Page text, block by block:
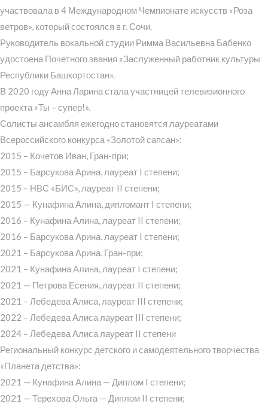
участвовала в 4 Международном Чемпионате искусств «Роза
ветров», который состоялся в г. Сочи.
Руководитель вокальной студии Римма Васильевна Бабенко
удостоена Почетного звания «Заслуженный работник культуры
Республики Башкортостан».
В 2020 году Анна Ларина стала участницей телевизионного
проекта «Ты – супер!».
Солисты ансамбля ежегодно становятся лауреатами
Всероссийского конкурса «Золотой сапсан»:
2015 – Кочетов Иван, Гран-при;
2015 – Барсукова Арина, лауреат I степени;
2015 – НВС «БИС», лауреат II степени;
2015 — Кунафина Алина, дипломант I степени;
2016 – Кунафина Алина, лауреат II степени;
2016 – Барсукова Арина, лауреат I степени;
2021 – Барсукова Арина, Гран-при;
2021 – Кунафина Алина, лауреат I степени;
2021 — Петрова Есения, лауреат II степени;
2021 – Лебедева Алиса, лауреат III степени;
2022 – Лебедева Алиса лауреат III степени;
2024 – Лебедева Алиса лауреат II степени
Региональный конкурс детского и самодеятельного творчества
«Планета детства»:
2021 — Кунафина Алина — Диплом I степени;
2021 — Терехова Ольга — Диплом II степени;